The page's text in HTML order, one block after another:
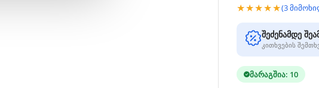
★★★★★(3
შეძენამდე
კითხვების
მარაგშია: 10